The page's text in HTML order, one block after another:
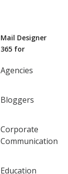
Mail Designer
365 for
Agencies
Bloggers
Corporate
Communication
Education